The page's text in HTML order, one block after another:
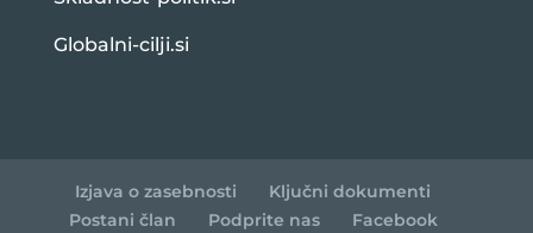
Globalni-cilji.si
Izjava o zasebnosti
Ključni dokumenti
Postani član
Podprite nas
Facebook